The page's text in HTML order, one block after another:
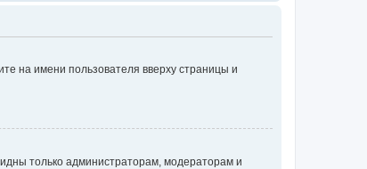
на имени пользователя вверху страницы и
только администраторам, модераторам и